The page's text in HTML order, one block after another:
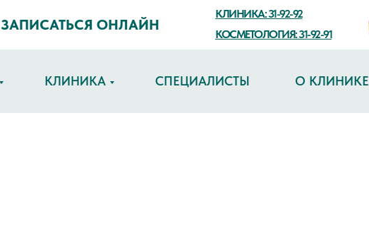
КЛИНИКА: 31-92-92
КОСМЕТОЛОГИЯ: 31-92-91
ЗАПИСАТЬСЯ ОНЛАЙН
КЛИНИКА СПЕЦИАЛИСТЫ О КЛИНИКЕ